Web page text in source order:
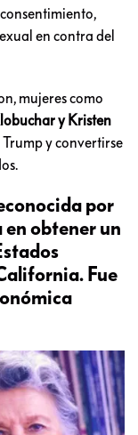
en contra del
mujeres como
y Kristen
y convertirse
por
en obtener un
Fue